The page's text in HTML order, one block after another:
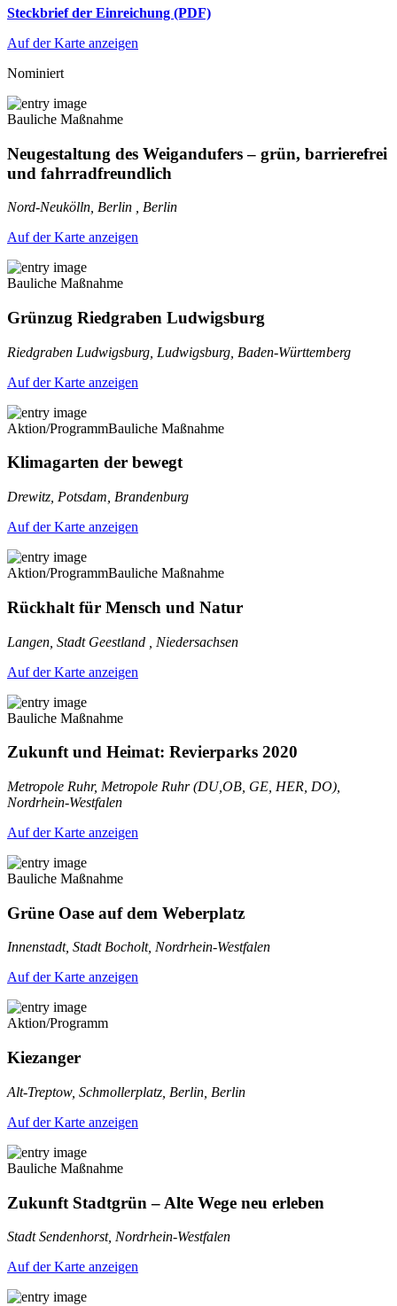
Steckbrief der Einreichung (PDF)
Auf der Karte anzeigen
Nominiert
Bauliche Maßnahme
Neugestaltung des Weigandufers – grün, barrierefrei
und fahrradfreundlich
Nord-Neukölln, Berlin , Berlin
Auf der Karte anzeigen
Bauliche Maßnahme
Grünzug Riedgraben Ludwigsburg
Riedgraben Ludwigsburg, Ludwigsburg, Baden-Württemberg
Auf der Karte anzeigen
Aktion/ProgrammBauliche Maßnahme
Klimagarten der bewegt
Drewitz, Potsdam, Brandenburg
Auf der Karte anzeigen
Aktion/ProgrammBauliche Maßnahme
Rückhalt für Mensch und Natur
Langen, Stadt Geestland , Niedersachsen
Auf der Karte anzeigen
Bauliche Maßnahme
Zukunft und Heimat: Revierparks 2020
Metropole Ruhr, Metropole Ruhr (DU,OB, GE, HER, DO),
Nordrhein-Westfalen
Auf der Karte anzeigen
Bauliche Maßnahme
Grüne Oase auf dem Weberplatz
Innenstadt, Stadt Bocholt, Nordrhein-Westfalen
Auf der Karte anzeigen
Aktion/Programm
Kiezanger
Alt-Treptow, Schmollerplatz, Berlin, Berlin
Auf der Karte anzeigen
Bauliche Maßnahme
Zukunft Stadtgrün – Alte Wege neu erleben
Stadt Sendenhorst, Nordrhein-Westfalen
Auf der Karte anzeigen